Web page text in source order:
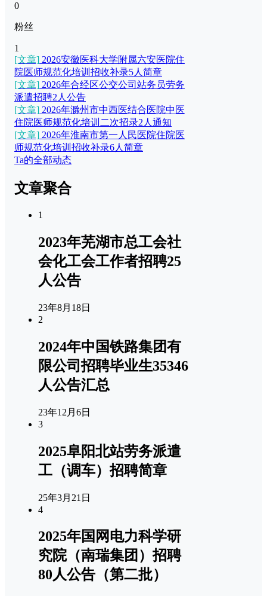
0
粉丝
1
[文章] 2026安徽医科大学附属六安医院住
院医师规范化培训招收补录5人简章
[文章] 2026年合经区公交公司站务员劳务
派遣招聘2人公告
[文章] 2026年滁州市中西医结合医院中医
住院医师规范化培训二次招录2人通知
[文章] 2026年淮南市第一人民医院住院医
师规范化培训招收补录6人简章
Ta的全部动态
文章聚合
1
2023年芜湖市总工会社
会化工会工作者招聘25
人公告
23年8月18日
2
2024年中国铁路集团有
限公司招聘毕业生35346
人公告汇总
23年12月6日
3
2025阜阳北站劳务派遣
工（调车）招聘简章
25年3月21日
4
2025年国网电力科学研
究院（南瑞集团）招聘
80人公告（第二批）